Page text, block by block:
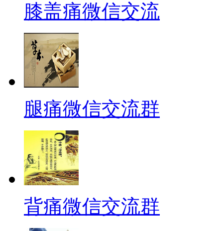
膝盖痛微信交流
腿痛微信交流群
背痛微信交流群